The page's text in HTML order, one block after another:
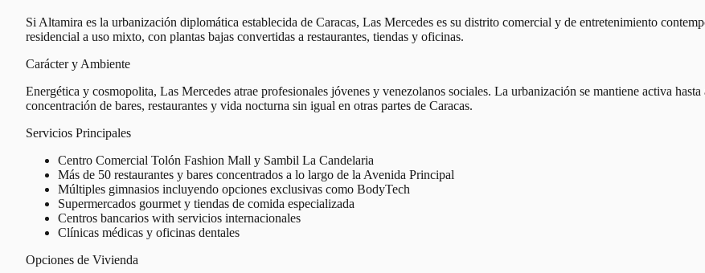
Si Altamira es la urbanización diplomática establecida de Caracas, Las Mercedes es su distrito comercial y de entretenimiento
residencial a uso mixto, con plantas bajas convertidas a restaurantes, tiendas y oficinas.
Carácter y Ambiente
Energética y cosmopolita, Las Mercedes atrae profesionales jóvenes y venezolanos sociales. La urbanización se mantiene activa
concentración de bares, restaurantes y vida nocturna sin igual en otras partes de Caracas.
Servicios Principales
Centro Comercial Tolón Fashion Mall y Sambil La Candelaria
Más de 50 restaurantes y bares concentrados a lo largo de la Avenida Principal
Múltiples gimnasios incluyendo opciones exclusivas como BodyTech
Supermercados gourmet y tiendas de comida especializada
Centros bancarios with servicios internacionales
Clínicas médicas y oficinas dentales
Opciones de Vivienda